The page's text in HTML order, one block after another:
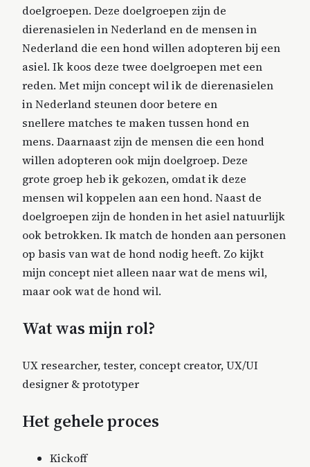
doelgroepen. Deze doelgroepen zijn de
dierenasielen in Nederland en de mensen in
Nederland die een hond willen adopteren bij een
asiel. Ik koos deze twee doelgroepen met een
reden. Met mijn concept wil ik de dierenasielen
in Nederland steunen door betere en
snellere matches te maken tussen hond en
mens. Daarnaast zijn de mensen die een hond
willen adopteren ook mijn doelgroep. Deze
grote groep heb ik gekozen, omdat ik deze
mensen wil koppelen aan een hond. Naast de
doelgroepen zijn de honden in het asiel natuurlijk
ook betrokken. Ik match de honden aan personen
op basis van wat de hond nodig heeft. Zo kijkt
mijn concept niet alleen naar wat de mens wil,
maar ook wat de hond wil.
Wat was mijn rol?
UX researcher, tester, concept creator, UX/UI
designer & prototyper
Het gehele proces
Kickoff